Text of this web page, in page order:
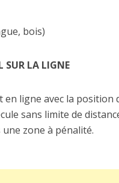
bois)
SUR LA LIGNE
ligne avec la position
sans limite de
une zone à pénalité.